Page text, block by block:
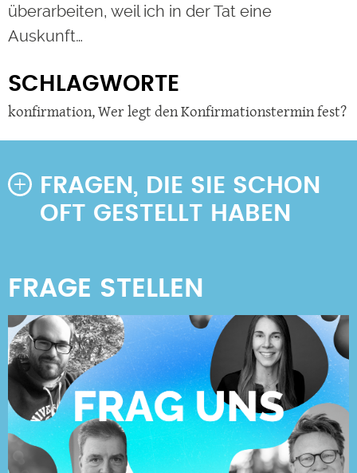
überarbeiten, weil ich in der Tat eine
Auskunft…
SCHLAGWORTE
konfirmation,Wer legt den Konfirmationstermin fest?
FRAGEN, DIE SIE SCHON
OFT GESTELLT HABEN